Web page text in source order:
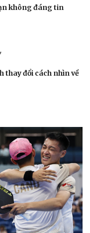
không đáng tin
thay đổi cách nhìn về